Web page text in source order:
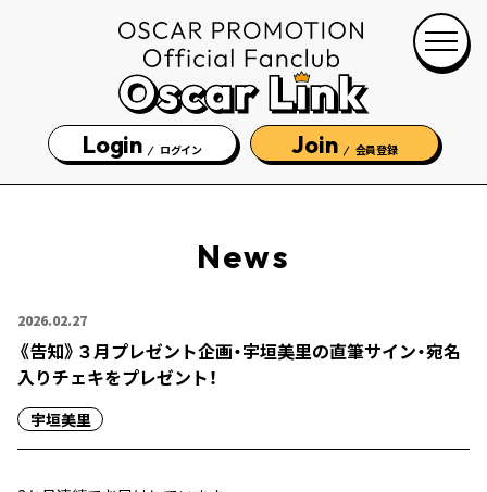
Login ログイン Join 会員登録
News
2026.02.27
《告知》３月プレゼント企画・宇垣美里の直筆サイン・宛名
入りチェキをプレゼント！
宇垣美里